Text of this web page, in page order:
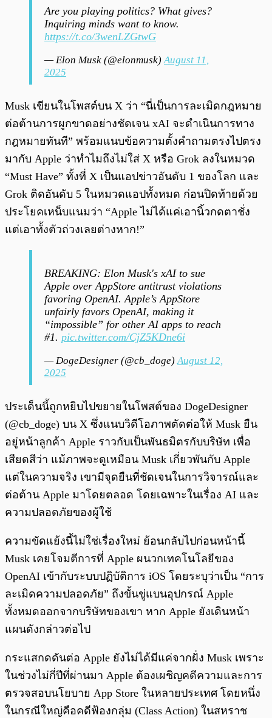
Are you playing politics? What gives?
Inquiring minds want to know.
https://t.co/3wenLZGtwG
— Elon Musk (@elonmusk)August 11,
2025
Musk เขียนในโพสต์บน X ว่า “นี่เป็นการละเมิดกฎหมาย
ต่อต้านการผูกขาดอย่างชัดเจน xAI จะดำเนินการทาง
กฎหมายทันที” พร้อมแนบข้อความตั้งคำถามตรงไปตรง
มากับ Apple ว่าทำไมถึงไม่ใส่ X หรือ Grok ลงในหมวด
“Must Have” ทั้งที่ X เป็นแอปข่าวอันดับ 1 ของโลก และ
Grok ติดอันดับ 5 ในหมวดแอปทั้งหมด ก่อนปิดท้ายด้วย
ประโยคเหน็บแนมว่า “Apple ไม่ได้แค่เอานิ้วกดตาชั่ง
แต่เอาทั้งตัวถ่วงเลยต่างหาก!”
BREAKING: Elon Musk's xAI to sue
Apple over AppStore antitrust violations
favoring OpenAI. Apple’s AppStore
unfairly favors OpenAI, making it
“impossible” for other AI apps to reach
#1. pic.twitter.com/CjZ5KDne6i
— DogeDesigner (@cb_doge)August 12,
2025
ประเด็นนี้ถูกหยิบไปขยายในโพสต์ของ DogeDesigner
(@cb_doge) บน X ซึ่งแนบวิดีโอภาพตัดต่อให้ Musk ยืน
อยู่หน้าลูกค้า Apple ราวกับเป็นพันธมิตรกับบริษัท เพื่อ
เสียดสีว่า แม้ภาพจะดูเหมือน Musk เกี่ยวพันกับ Apple
แต่ในความจริง เขามีจุดยืนที่ชัดเจนในการวิจารณ์และ
ต่อต้าน Apple มาโดยตลอด โดยเฉพาะในเรื่อง AI และ
ความปลอดภัยของผู้ใช้
ความขัดแย้งนี้ไม่ใช่เรื่องใหม่ ย้อนกลับไปก่อนหน้านี้
Musk เคยโจมตีการที่ Apple ผนวกเทคโนโลยีของ
OpenAI เข้ากับระบบปฏิบัติการ iOS โดยระบุว่าเป็น “การ
ละเมิดความปลอดภัย” ถึงขั้นขู่แบนอุปกรณ์ Apple
ทั้งหมดออกจากบริษัทของเขา หาก Apple ยังเดินหน้า
แผนดังกล่าวต่อไป
กระแสกดดันต่อ Apple ยังไม่ได้มีแค่จากฝั่ง Musk เพราะ
ในช่วงไม่กี่ปีที่ผ่านมา Apple ต้องเผชิญคดีความและการ
ตรวจสอบนโยบาย App Store ในหลายประเทศ โดยหนึ่ง
ในกรณีใหญ่คือคดีฟ้องกลุ่ม (Class Action) ในสหราช